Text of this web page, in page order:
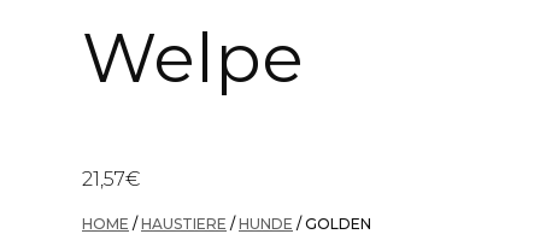
Welpe
21,57€
HOME / HAUSTIERE / HUNDE / GOLDEN